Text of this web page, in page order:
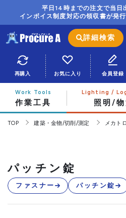
平日14時までの注文で当日
インボイス制度対応の領収書が発
詳細検索
再購入 お気に入り 会員登録
作業工具 照明/物
TOP 建築・金物/切削/測定 メカト
パッチン錠
ファスナー パッチン錠